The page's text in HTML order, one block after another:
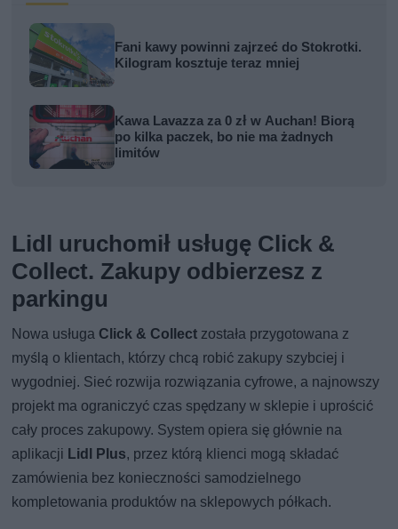
Fani kawy powinni zajrzeć do Stokrotki.
Kilogram kosztuje teraz mniej
Kawa Lavazza za 0 zł w Auchan! Biorą
po kilka paczek, bo nie ma żadnych
limitów
Lidl uruchomił usługę Click &
Collect. Zakupy odbierzesz z
parkingu
Nowa usługa Click & Collect została przygotowana z
myślą o klientach, którzy chcą robić zakupy szybciej i
wygodniej. Sieć rozwija rozwiązania cyfrowe, a najnowszy
projekt ma ograniczyć czas spędzany w sklepie i uprościć
cały proces zakupowy. System opiera się głównie na
aplikacji Lidl Plus, przez którą klienci mogą składać
zamówienia bez konieczności samodzielnego
kompletowania produktów na sklepowych półkach.